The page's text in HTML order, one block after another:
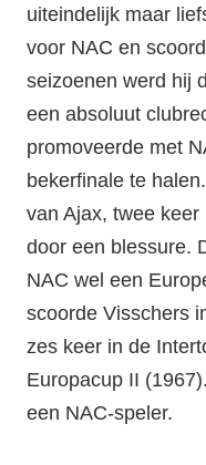
uiteindelijk maar
voor NAC en
seizoenen werd hij
een absoluut
promoveerde met
bekerfinale te
van Ajax, twee
door een blessure.
NAC wel een
scoorde Visschers
zes keer in de
Europacup II
een NAC-speler.